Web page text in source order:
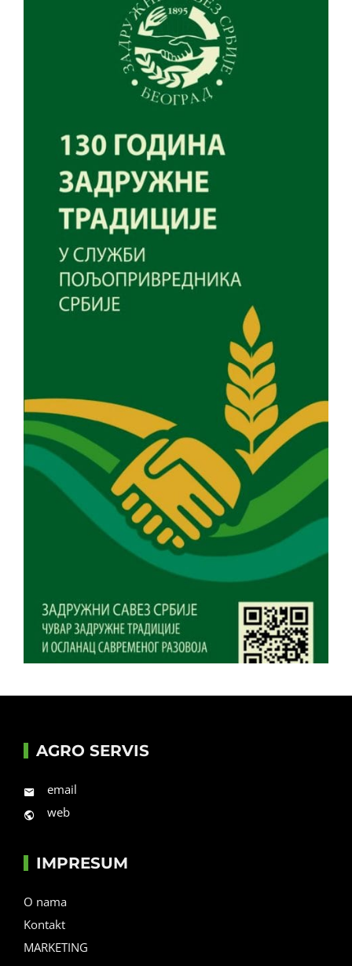
AGRO SERVIS
email
web
IMPRESUM
O nama
Kontakt
MARKETING